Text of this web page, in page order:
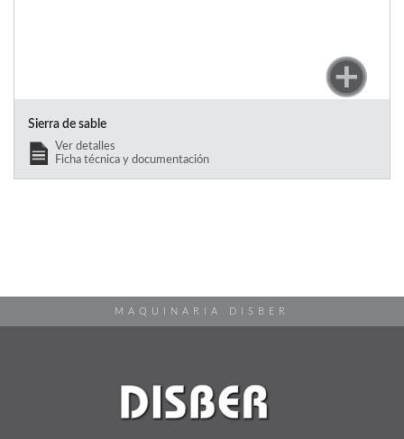
Sierra de sable
Ver detalles
Ficha técnica y documentación
MAQUINARIA DISBER